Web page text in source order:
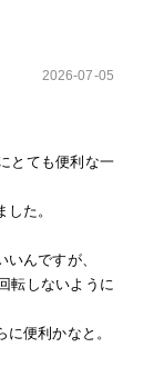
2026-07-05
とても便利な一
た。
んですが、
転しないように
便利かなと。